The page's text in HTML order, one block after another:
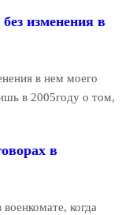
изменения в
в нем моего
в 2005году о том,
в
когда